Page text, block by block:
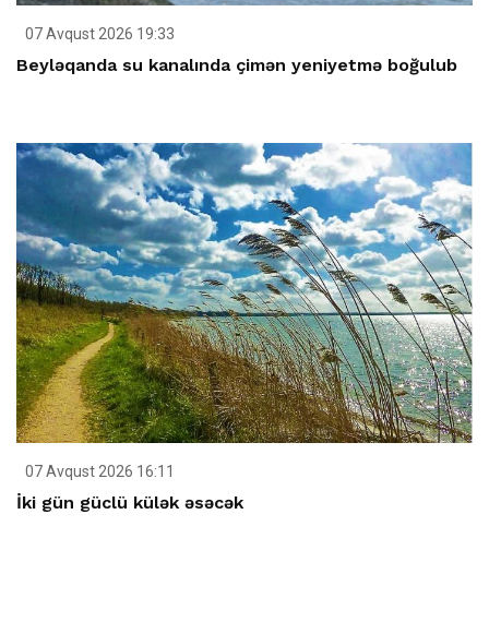
07 Avqust 2026 19:33
Beyləqanda su kanalında çimən yeniyetmə boğulub
07 Avqust 2026 16:11
İki gün güclü külək əsəcək